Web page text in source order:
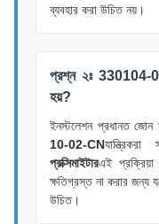
ব্যবহার করা উচিত নয়।
প্রশ্ন ২ঃ 330104-
হয়?
ইনস্টলেশন প্রধানত
10-02-CN
প্রক্সিমাইটারএই প্রক্রিয়া
ক্ষতিগ্রস্ত না করার জন্য
উচিত।